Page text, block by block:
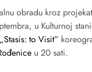
obradu kroz
u Kulturnoj
to Visit”
u 20 sati.